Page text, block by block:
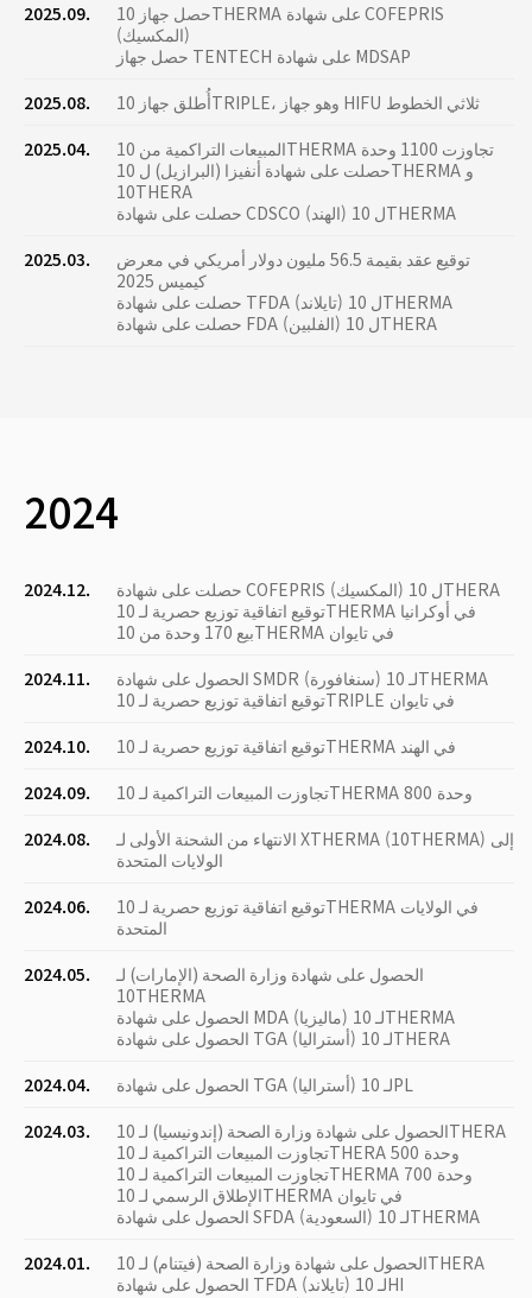
2025.09.
حصل جهاز 10THERMA على شهادة COFEPRIS
(المكسيك)
حصل جهاز TENTECH على شهادة MDSAP
2025.08.
أُطلق جهاز 10TRIPLE، وهو جهاز HIFU ثلاثي الخطوط
2025.04.
المبيعات التراكمية من 10THERMA تجاوزت 1100 وحدة
حصلت على شهادة أنفيزا (البرازيل) ل 10THERMA و
10THERA
حصلت على شهادة CDSCO (الهند) ل 10THERMA
2025.03.
توقيع عقد بقيمة 56.5 مليون دولار أمريكي في معرض
كيميس 2025
حصلت على شهادة TFDA (تايلاند) ل 10THERMA
حصلت على شهادة FDA (الفلبين) ل 10THERA
2024
2024.12.
حصلت على شهادة COFEPRIS (المكسيك) ل 10THERA
توقيع اتفاقية توزيع حصرية لـ 10THERMA في أوكرانيا
بيع 170 وحدة من 10THERMA في تايوان
2024.11.
الحصول على شهادة SMDR (سنغافورة) لـ 10THERMA
توقيع اتفاقية توزيع حصرية لـ 10TRIPLE في تايوان
2024.10.
توقيع اتفاقية توزيع حصرية لـ 10THERMA في الهند
2024.09.
تجاوزت المبيعات التراكمية لـ 10THERMA 800 وحدة
2024.08.
الانتهاء من الشحنة الأولى لـ XTHERMA (10THERMA) إلى
الولايات المتحدة
2024.06.
توقيع اتفاقية توزيع حصرية لـ 10THERMA في الولايات
المتحدة
2024.05.
الحصول على شهادة وزارة الصحة (الإمارات) لـ
10THERMA
الحصول على شهادة MDA (ماليزيا) لـ 10THERMA
الحصول على شهادة TGA (أستراليا) لـ 10THERA
2024.04.
الحصول على شهادة TGA (أستراليا) لـ 10PL
2024.03.
الحصول على شهادة وزارة الصحة (إندونيسيا) لـ 10THERA
تجاوزت المبيعات التراكمية لـ 10THERA 500 وحدة
تجاوزت المبيعات التراكمية لـ 10THERMA 700 وحدة
الإطلاق الرسمي لـ 10THERMA في تايوان
الحصول على شهادة SFDA (السعودية) لـ 10THERMA
2024.01.
الحصول على شهادة وزارة الصحة (فيتنام) لـ 10THERA
الحصول على شهادة TFDA (تايلاند) لـ 10HI